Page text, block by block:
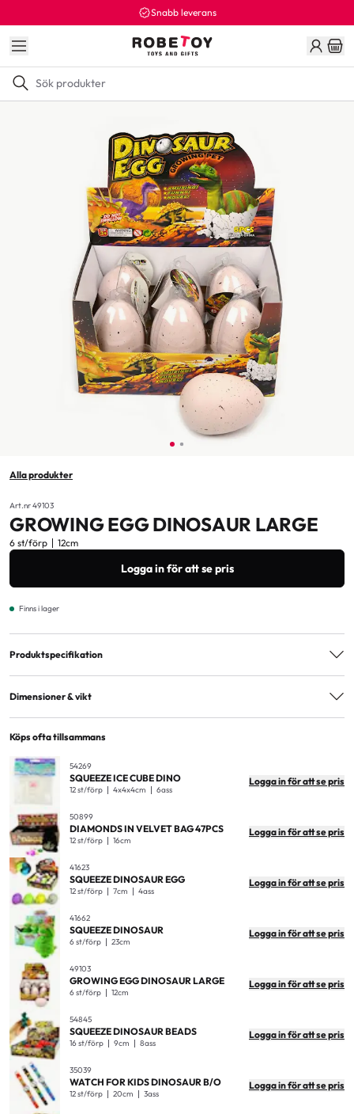
Snabb leverans
Alla produkter
Art.nr 49103
GROWING EGG DINOSAUR LARGE
6 st/förp 12cm
Logga in för att se pris
Finns i lager
Produktspecifikation
EAN
Dimensioner & vikt
Antal i ytterkartong
Produktmått 12x8x7cm
Produktvikt (kg)
Displaymått 27x18x15cm
Mått ytterkartong
Vikt ytterkartong 6,5kg
Köps ofta tillsammans
54269
SQUEEZE ICE CUBE DINO
12 st/förp 4x4x4cm 6ass
Logga in för att se pris
50899
DIAMONDS IN VELVET BAG 47PCS
12 st/förp 16cm
Logga in för att se pris
41623
SQUEEZE DINOSAUR EGG
12 st/förp 7cm 4ass
Logga in för att se pris
41662
SQUEEZE DINOSAUR
6 st/förp 23cm
Logga in för att se pris
49103
GROWING EGG DINOSAUR LARGE
6 st/förp 12cm
Logga in för att se pris
54845
SQUEEZE DINOSAUR BEADS
16 st/förp 9cm 8ass
Logga in för att se pris
35039
WATCH FOR KIDS DINOSAUR B/O
12 st/förp 20cm 3ass
Logga in för att se pris